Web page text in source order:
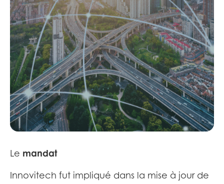
Le mandat
Innovitech fut impliqué dans la mise à jour de